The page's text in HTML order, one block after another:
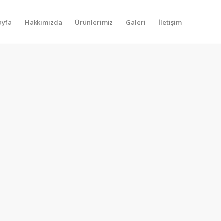
Hakkımızda Ürünlerimiz Galeri İletişim